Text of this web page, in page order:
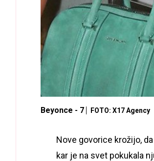
Beyonce - 7 FOTO: X17 Agency
Nove govorice krožijo,
kar je na svet pokukala